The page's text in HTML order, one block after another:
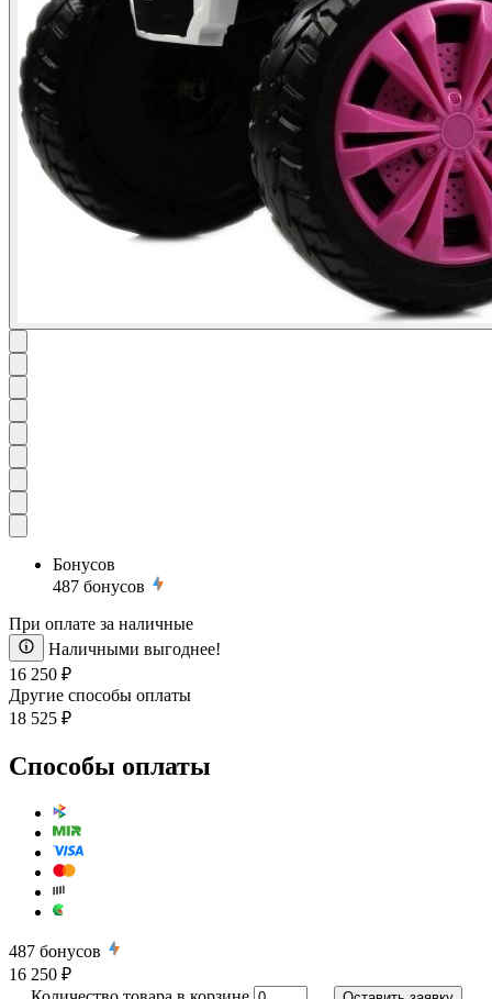
Бонусов
487 бонусов
При оплате за наличные
Наличными выгоднее!
16 250 ₽
Другие способы оплаты
18 525 ₽
Способы оплаты
487 бонусов
16 250 ₽